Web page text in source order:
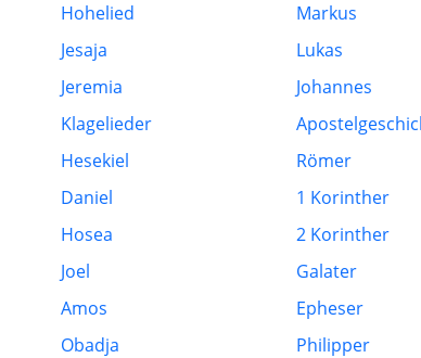
Hohelied
Jesaja
Jeremia
Klagelieder
Hesekiel
Daniel
Hosea
Joel
Amos
Obadja
Markus
Lukas
Johannes
Römer
1 Korinther
2 Korinther
Galater
Epheser
Philipper